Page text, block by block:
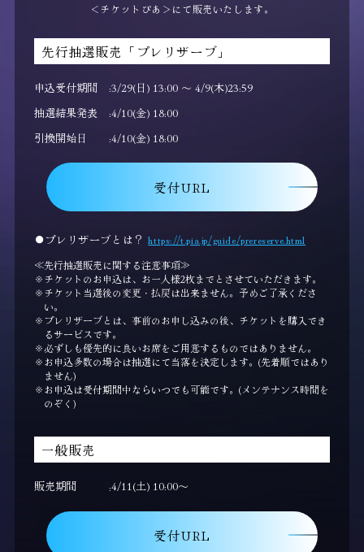
＜チケットぴあ＞にて販売いたします。
先行抽選販売「プレリザーブ」
申込受付期間
3/29(日) 13:00 ～ 4/9(木)23:59
抽選結果発表
4/10(金) 18:00
引換開始日
4/10(金) 18:00
受付URL
●プレリザーブとは？https://t.pia.jp/guide/prereserve.html
≪先行抽選販売に関する注意事項≫
チケットのお申込は、お一人様2枚までとさせていただきます。
チケット当選後の変更・払戻は出来ません。予めご了承くださ
い。
プレリザーブとは、事前のお申し込みの後、チケットを購入でき
るサービスです。
必ずしも優先的に良いお席をご用意するものではありません。
お申込多数の場合は抽選にて当落を決定します。(先着順ではあり
ません)
お申込は受付期間中ならいつでも可能です。(メンテナンス時間を
のぞく)
一般販売
販売期間 4/11(土) 10:00～
受付URL